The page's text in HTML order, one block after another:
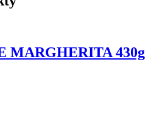
MARGHERITA 430g